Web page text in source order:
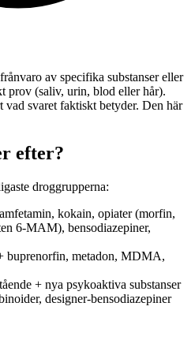
av specifika substanser eller
prov (saliv, urin, blod eller hår).
svaret faktiskt betyder. Den här
efter?
droggrupperna:
kokain, opiater (morfin,
6-MAM), bensodiazepiner,
buprenorfin, metadon, MDMA,
+ nya psykoaktiva substanser
designer-bensodiazepiner